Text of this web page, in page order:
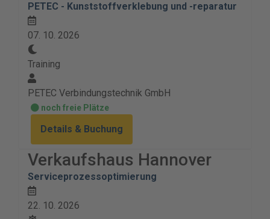
PETEC - Kunststoffverklebung und -reparatur
07. 10. 2026
Training
PETEC Verbindungstechnik GmbH
noch freie Plätze
Details & Buchung
Verkaufshaus Hannover
Serviceprozessoptimierung
22. 10. 2026